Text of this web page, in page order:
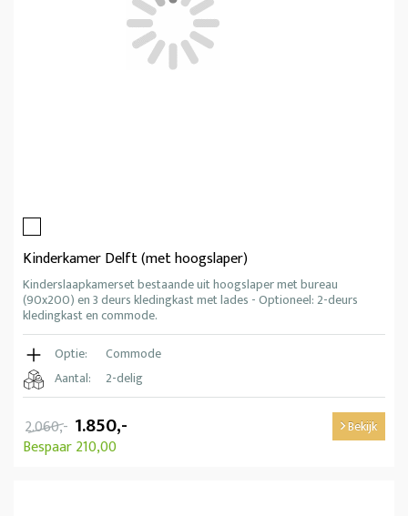
Kinderkamer Delft (met hoogslaper)
Kinderslaapkamerset bestaande uit hoogslaper met bureau
(90x200) en 3 deurs kledingkast met lades - Optioneel: 2-deurs
kledingkast en commode.
Optie:
Commode
Aantal:
2-delig
2.060,- 1.850,-
Bespaar 210,00
Bekijk